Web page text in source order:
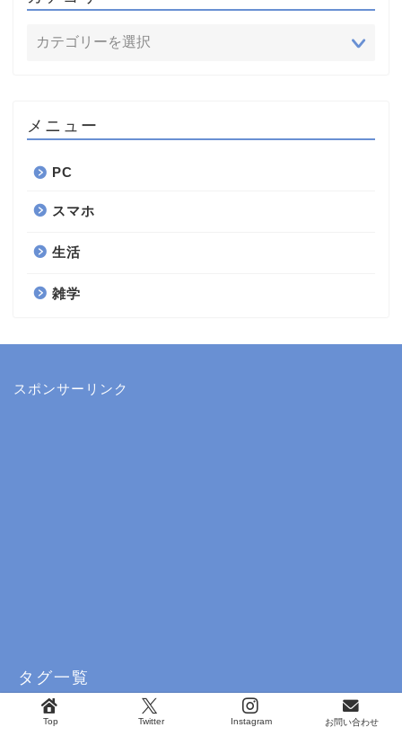
メニュー
PC
スマホ
生活
雑学
スポンサーリンク
タグ一覧
Alexa Amazon Echo bluetooth facebook
Top Twitter Instagram お問い合わせ